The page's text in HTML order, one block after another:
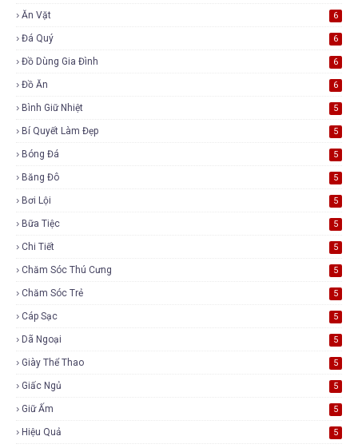
Ăn Vặt 6
Đá Quý 6
Đồ Dùng Gia Đình 6
Đồ Ăn 6
Bình Giữ Nhiệt 5
Bí Quyết Làm Đẹp 5
Bóng Đá 5
Băng Đô 5
Bơi Lội 5
Bữa Tiệc 5
Chi Tiết 5
Chăm Sóc Thú Cưng 5
Chăm Sóc Trẻ 5
Cáp Sạc 5
Dã Ngoại 5
Giày Thể Thao 5
Giấc Ngủ 5
Giữ Ấm 5
Hiệu Quả 5